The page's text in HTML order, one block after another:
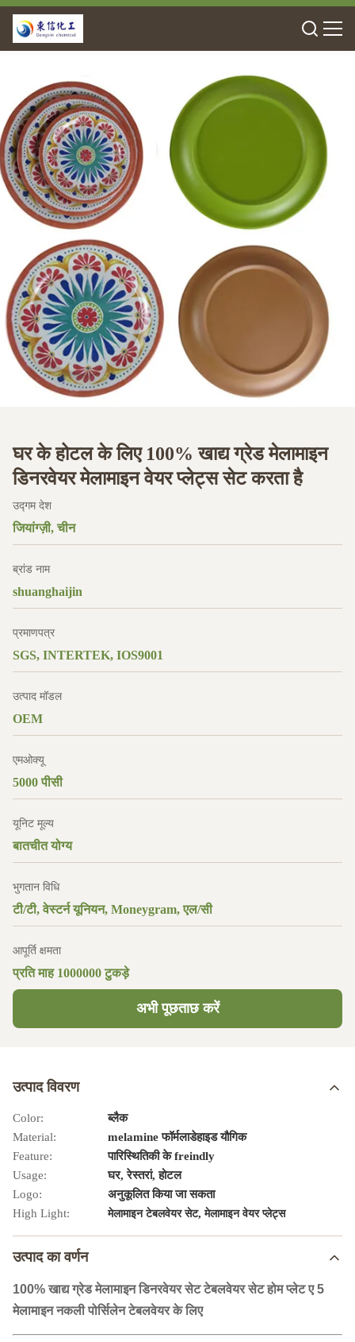
घर के होटल के लिए 100% खाद्य ग्रेड मेलामाइन
डिनरवेयर मेलामाइन वेयर प्लेट्स सेट करता है
उद्गम देश
जियांग्ज़ी, चीन
ब्रांड नाम
shuanghaijin
प्रमाणपत्र
SGS, INTERTEK, IOS9001
उत्पाद मॉडल
OEM
एमओक्यू
5000 पीसी
यूनिट मूल्य
बातचीत योग्य
भुगतान विधि
टी/टी, वेस्टर्न यूनियन, Moneygram, एल/सी
आपूर्ति क्षमता
प्रति माह 1000000 टुकड़े
अभी पूछताछ करें
उत्पाद विवरण
Color:
ब्लैक
Material:
melamine फॉर्मलाडेहाइड यौगिक
Feature:
पारिस्थितिकी के freindly
Usage:
घर, रेस्तरां, होटल
Logo:
अनुकूलित किया जा सकता
High Light:
मेलामाइन टेबलवेयर सेट,मेलामाइन वेयर प्लेट्स
उत्पाद का वर्णन
100% खाद्य ग्रेड मेलामाइन डिनरवेयर सेट टेबलवेयर सेट होम प्लेट ए 5
मेलामाइन नकली पोर्सिलेन टेबलवेयर के लिए